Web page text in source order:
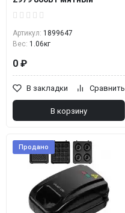
Артикул: 1899647
Вес: 1.06кг
0 ₽
В закладки Сравнить
В корзину
Продано